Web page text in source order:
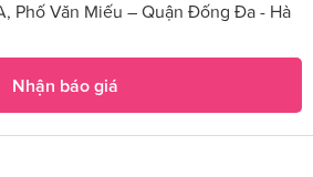
Phố Văn Miếu – Quận Đống Đa - Hà
Nhận báo giá